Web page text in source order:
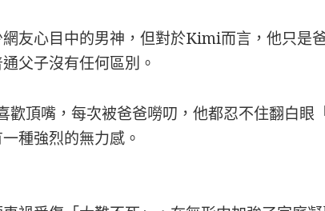
友心目中的男神，但對於Kimi而言，他只是
父子沒有任何區別。
頂嘴，每次被爸爸嘮叨，他都忍不住翻白眼
種強烈的無力感。